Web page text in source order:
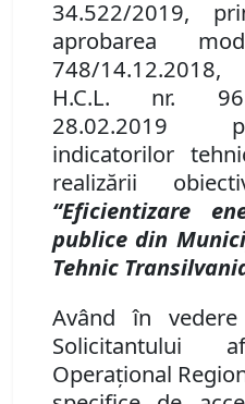
34.522/2019,
aprobarea
748/
H.C.L. nr.
28.02.2019
indicatorilor
realizării
“Eficientizare
publice din
Tehnic
Având în
Solicitantului
Operaţional